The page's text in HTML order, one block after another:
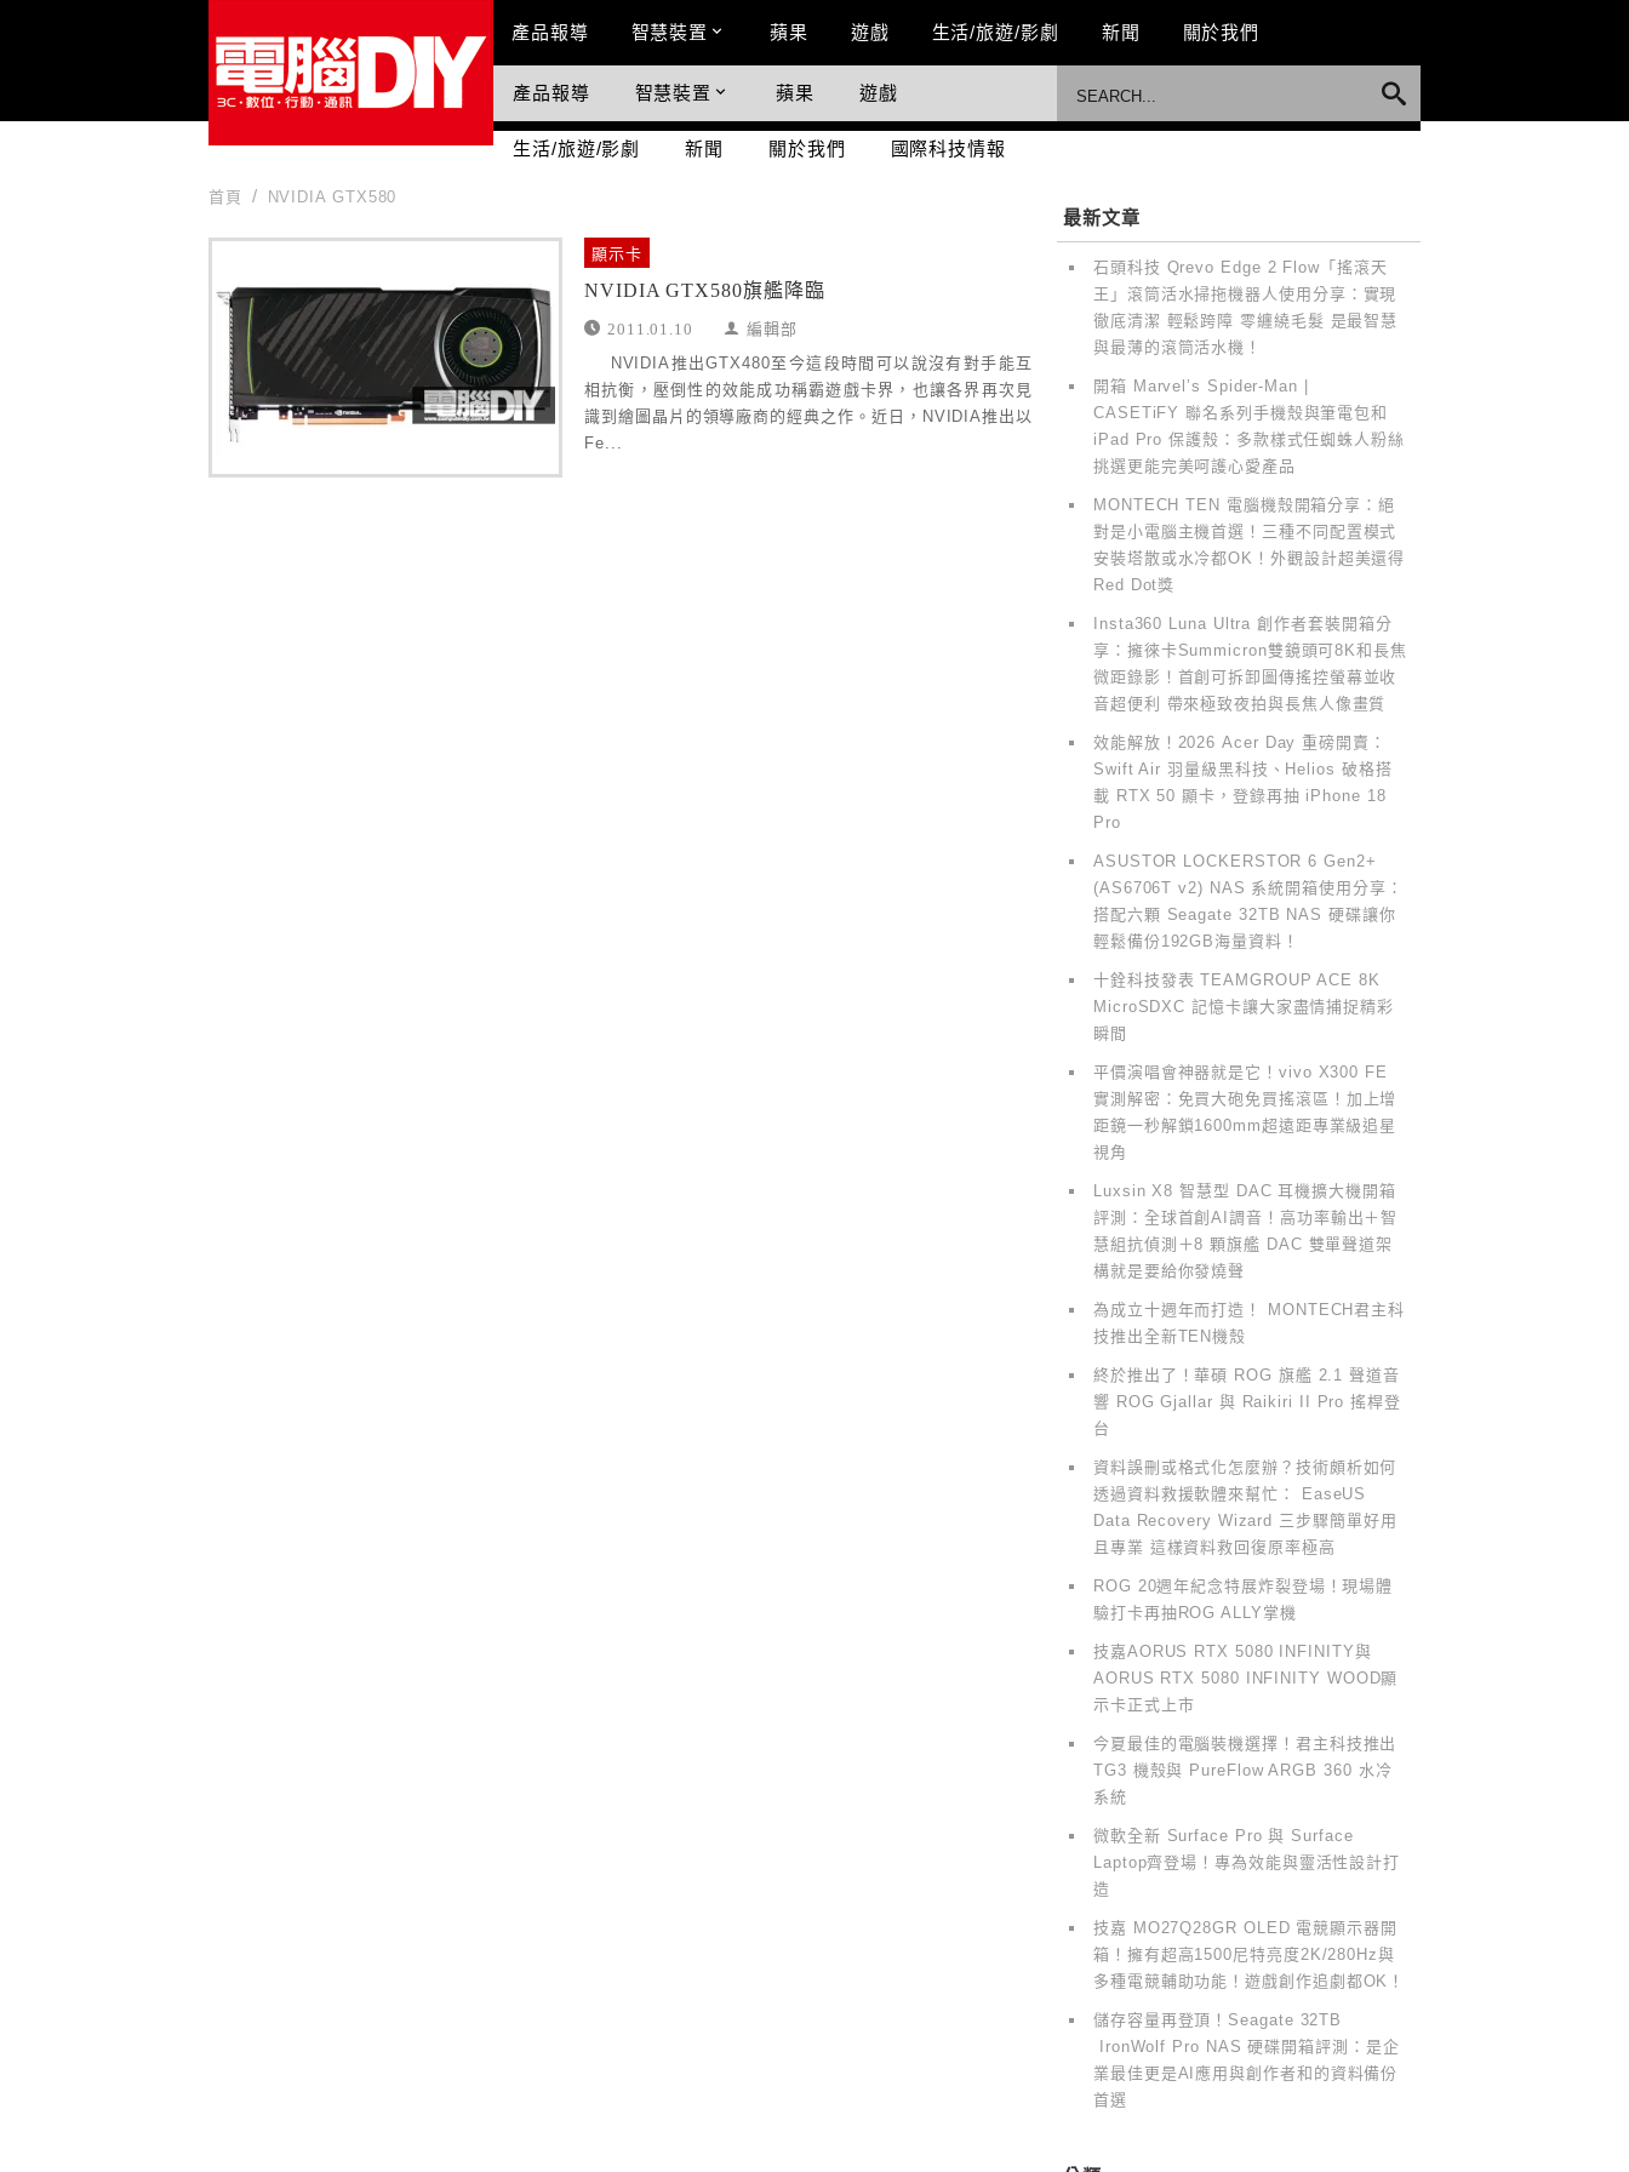
Main Menu
產品報導 智慧裝置 蘋果 遊戲 生活/旅遊/影劇 新聞 關於我們
國際科技情報
產品報導 智慧裝置 蘋果 遊戲
生活/旅遊/影劇 新聞 關於我們 國際科技情報
首頁 NVIDIA GTX580
顯示卡
NVIDIA GTX580旗艦降臨
2011.01.10 編輯部
NVIDIA推出GTX480至今這段時間可以說沒有對手能互
相抗衡，壓倒性的效能成功稱霸遊戲卡界，也讓各界再次見
識到繪圖晶片的領導廠商的經典之作。近日，NVIDIA推出以
Fe...
最新文章
石頭科技 Qrevo Edge 2 Flow「搖滾天
王」滾筒活水掃拖機器人使用分享：實現
徹底清潔 輕鬆跨障 零纏繞毛髮 是最智慧
與最薄的滾筒活水機！
開箱 Marvel’s Spider-Man |
CASETiFY 聯名系列手機殼與筆電包和
iPad Pro 保護殼：多款樣式任蜘蛛人粉絲
挑選更能完美呵護心愛產品
MONTECH TEN 電腦機殼開箱分享：絕
對是小電腦主機首選！三種不同配置模式
安裝塔散或水冷都OK！外觀設計超美還得
Red Dot獎
Insta360 Luna Ultra 創作者套裝開箱分
享：擁徠卡Summicron雙鏡頭可8K和長焦
微距錄影！首創可拆卸圖傳搖控螢幕並收
音超便利 帶來極致夜拍與長焦人像畫質
效能解放！2026 Acer Day 重磅開賣：
Swift Air 羽量級黑科技、Helios 破格搭
載 RTX 50 顯卡，登錄再抽 iPhone 18
Pro
ASUSTOR LOCKERSTOR 6 Gen2+
(AS6706T v2) NAS 系統開箱使用分享：
搭配六顆 Seagate 32TB NAS 硬碟讓你
輕鬆備份192GB海量資料！
十銓科技發表 TEAMGROUP ACE 8K
MicroSDXC 記憶卡讓大家盡情捕捉精彩
瞬間
平價演唱會神器就是它！vivo X300 FE
實測解密：免買大砲免買搖滾區！加上增
距鏡一秒解鎖1600mm超遠距專業級追星
視角
Luxsin X8 智慧型 DAC 耳機擴大機開箱
評測：全球首創AI調音！高功率輸出＋智
慧組抗偵測＋8 顆旗艦 DAC 雙單聲道架
構就是要給你發燒聲
為成立十週年而打造！ MONTECH君主科
技推出全新TEN機殼
終於推出了！華碩 ROG 旗艦 2.1 聲道音
響 ROG Gjallar 與 Raikiri II Pro 搖桿登
台
資料誤刪或格式化怎麼辦？技術頗析如何
透過資料救援軟體來幫忙： EaseUS
Data Recovery Wizard 三步驟簡單好用
且專業 這樣資料救回復原率極高
ROG 20週年紀念特展炸裂登場！現場體
驗打卡再抽ROG ALLY掌機
技嘉AORUS RTX 5080 INFINITY與
AORUS RTX 5080 INFINITY WOOD顯
示卡正式上市
今夏最佳的電腦裝機選擇！君主科技推出
TG3 機殼與 PureFlow ARGB 360 水冷
系統
微軟全新 Surface Pro 與 Surface
Laptop齊登場！專為效能與靈活性設計打
造
技嘉 MO27Q28GR OLED 電競顯示器開
箱！擁有超高1500尼特亮度2K/280Hz與
多種電競輔助功能！遊戲創作追劇都OK！
儲存容量再登頂！Seagate 32TB
IronWolf Pro NAS 硬碟開箱評測：是企
業最佳更是AI應用與創作者和的資料備份
首選